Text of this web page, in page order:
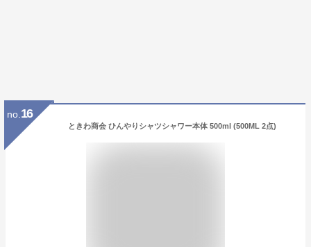
no. 16
ときわ商会 ひんやりシャツシャワー本体 500ml (500ML 2点)